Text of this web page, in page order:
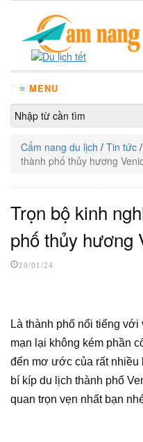
≡ MENU
Cẩm nang du lịch / Tin tức /
thành phố thủy hương
Trọn bộ kinh
phố thủy hương
20/01/24
Là thành phố nổi tiếng
mạn lại không kém phần
đến mơ ước của rất nhiều
bí kíp du lịch thành phố
quan trọn vẹn nhất bạn